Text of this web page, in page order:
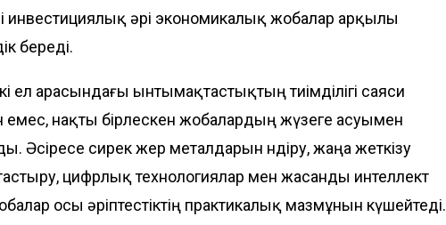
инвестициялық әрі экономикалық жобалар арқылы
береді.
ел арасындағы ынтымақтастықтың тиімділігі саяси
нақты бірлескен жобалардың жүзеге асуымен
Әсіресе сирек жер металдарын өндіру, жаңа жеткізу
цифрлық технологиялар мен жасанды интеллект
осы әріптестіктің практикалық мазмұнын күшейтеді.